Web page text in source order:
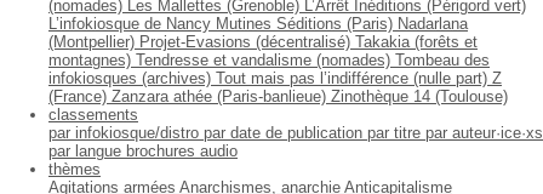
(nomades) Les Mallettes (Grenoble) L’Arrêt Inéditions (Périgord vert)
L’infokiosque de Nancy Mutines Séditions (Paris) Nadarlana
(Montpellier) Projet-Evasions (décentralisé) Takakia (forêts et
montagnes) Tendresse et vandalisme (nomades) Tombeau des
infokiosques (archives) Tout mais pas l’indifférence (nulle part) Z
(France) Zanzara athée (Paris-banlieue) Zinothèque 14 (Toulouse)
classements
par infokiosque/distro par date de publication par titre par auteur·ice·xs
par langue brochures audio
thèmes
Agitations armées Anarchismes, anarchie Anticapitalisme